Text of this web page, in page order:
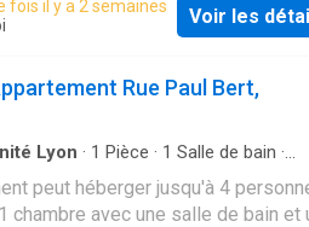
fois il y a 2 semaines
Voir les
Rue Paul Bert,
Lyon · 1 Pièce · 1 Salle de bain ·
peut héberger jusqu'à 4
chambre avec une salle de bain et